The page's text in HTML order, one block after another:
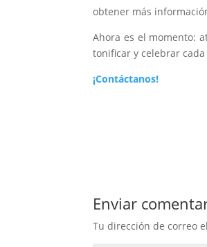
obtener más
Ahora es el momento:
tonificar y celebrar
¡Contáctanos!
Enviar
Tu dirección de correo